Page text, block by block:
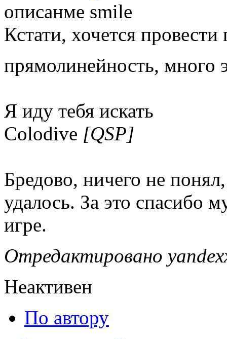
описанме
Кстати, хочется
прямолинейность, много
Я иду тебя искать
Colodive [QSP]
Бредово, ничего не
удалось. За это спасибо
игре.
Отредактировано
Неактивен
По автору